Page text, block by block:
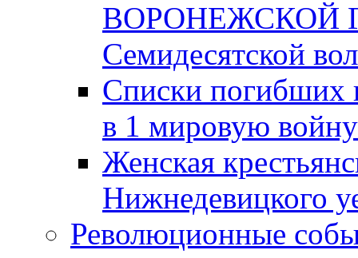
ВОРОНЕЖСКОЙ
Семидесятской
Списки погибших
в 1 мировую
Женская
Нижнедевицкого
Революционные